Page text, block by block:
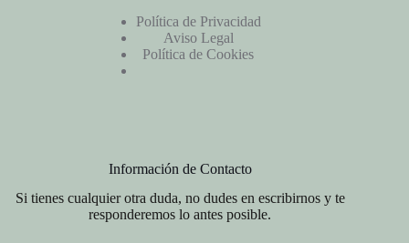
Política de Privacidad
Aviso Legal
Política de Cookies
Información de Contacto
Si tienes cualquier otra duda, no dudes en escribirnos y te
responderemos lo antes posible.